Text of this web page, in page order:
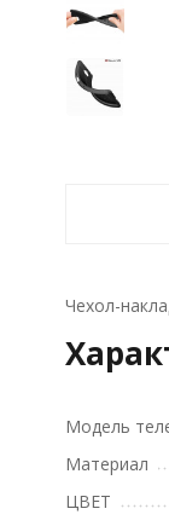
Чехол-
Модель
Материал
ЦВЕТ